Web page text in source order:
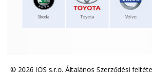
Skoda Toyota Volvo
© 2026 IOS s.r.o. Általános Szerződési